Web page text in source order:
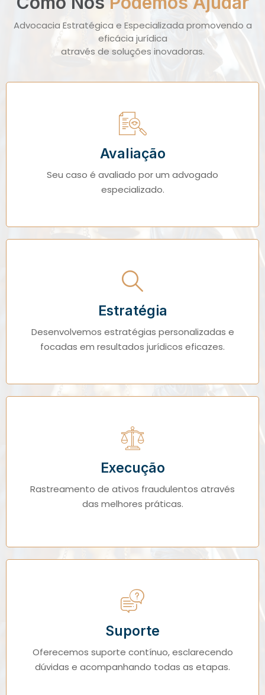
Advocacia Estratégica e Especializada promovendo a
eficácia jurídica
através de soluções inovadoras.
Avaliação
Seu caso é avaliado por um advogado
especializado.
Estratégia
Desenvolvemos estratégias personalizadas e
focadas em resultados jurídicos eficazes.
Execução
Rastreamento de ativos fraudulentos através
das melhores práticas.
Suporte
Oferecemos suporte contínuo, esclarecendo
dúvidas e acompanhando todas as etapas.